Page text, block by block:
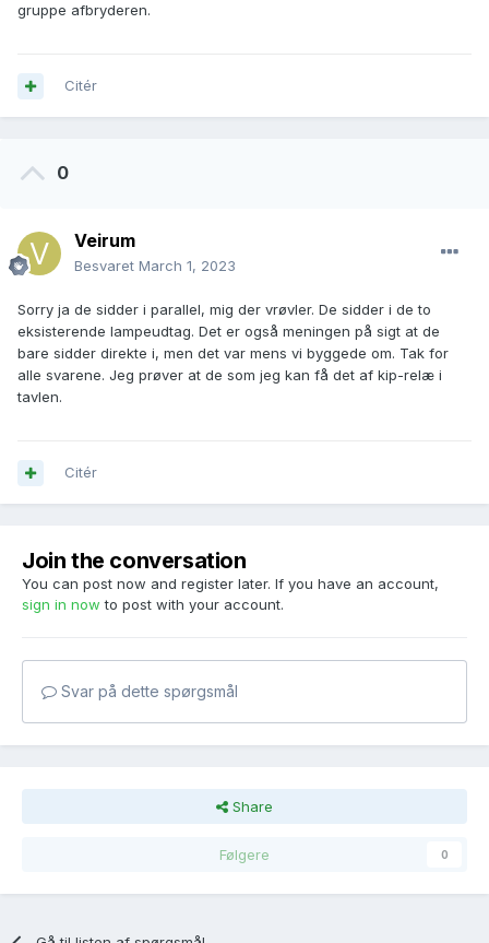
gruppe afbryderen.
Citér
0
Veirum
Besvaret March 1, 2023
Sorry ja de sidder i parallel, mig der vrøvler. De sidder i de to
eksisterende lampeudtag. Det er også meningen på sigt at de
bare sidder direkte i, men det var mens vi byggede om. Tak for
alle svarene. Jeg prøver at de som jeg kan få det af kip-relæ i
tavlen.
Citér
Join the conversation
You can post now and register later. If you have an account,
sign in now to post with your account.
Svar på dette spørgsmål
Share
Følgere 0